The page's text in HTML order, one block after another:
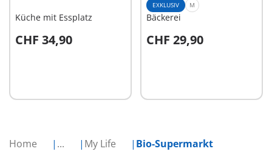
Home ... My Life Bio-Supermarkt
Küche mit Essplatz
CHF 34,90
In den Warenkorb
EXKLUSIV M
Bäckerei
CHF 29,90
In den Warenkorb